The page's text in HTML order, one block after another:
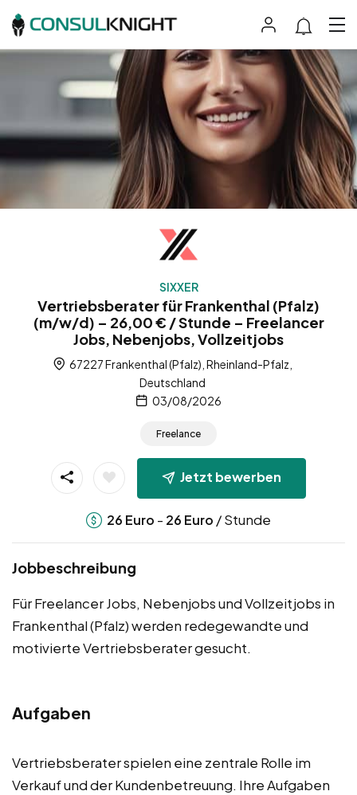
SIXXER
Vertriebsberater für Frankenthal (Pfalz)
(m/w/d) – 26,00 € / Stunde – Freelancer
Jobs, Nebenjobs, Vollzeitjobs
67227 Frankenthal (Pfalz), Rheinland-Pfalz,
Deutschland
03/08/2026
Freelance
Jetzt bewerben
26 Euro - 26 Euro / Stunde
Jobbeschreibung
Für Freelancer Jobs, Nebenjobs und Vollzeitjobs in
Frankenthal (Pfalz) werden redegewandte und
motivierte Vertriebsberater gesucht.
Aufgaben
Vertriebsberater spielen eine zentrale Rolle im
Verkauf und der Kundenbetreuung. Ihre Aufgaben